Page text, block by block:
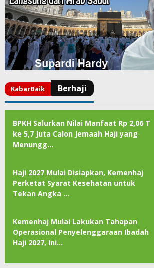
BPKH Salurkan Nilai Manfaat Rp 2,06 T
ke 5,7 Juta Calon Jemaah Haji yang
Menungg…
Haji 2027 Mulai Disiapkan, Kemenhaj
Perketat Syarat Kesehatan untuk
Tekan Angka …
Kemenhaj Mulai Lakukan Tahapan
Operasional Penyelenggaraan Ibadah
Haji 2027, Ini…